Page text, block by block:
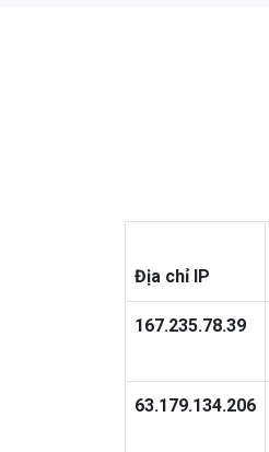
Địa chỉ IP
167.235.78.39
63.179.134.206